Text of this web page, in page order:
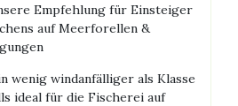
Empfehlung für Einsteiger
auf Meerforellen &
wenig windanfälliger als Klasse
ideal für die Fischerei auf